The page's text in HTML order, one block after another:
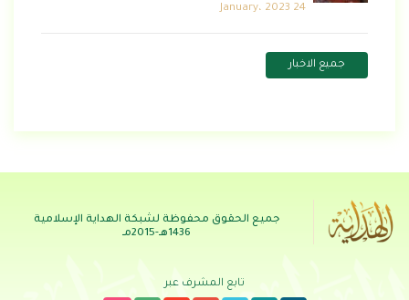
24 January، 2023
جميع الاخبار
جميع الحقوق محفوظة لشبكة الهداية الإسلامية
1436هـ-2015مـ
تابع المشرف عبر